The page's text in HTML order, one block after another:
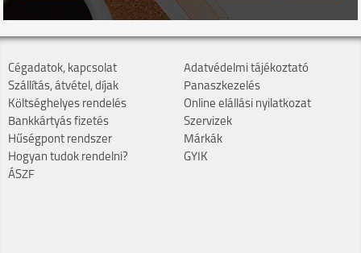
Cégadatok, kapcsolat
Szállítás, átvétel, díjak
Költséghelyes rendelés
Bankkártyás fizetés
Hűségpont rendszer
Hogyan tudok rendelni?
ÁSZF
Adatvédelmi tájékoztató
Panaszkezelés
Online elállási nyilatkozat
Szervizek
Márkák
GYIK